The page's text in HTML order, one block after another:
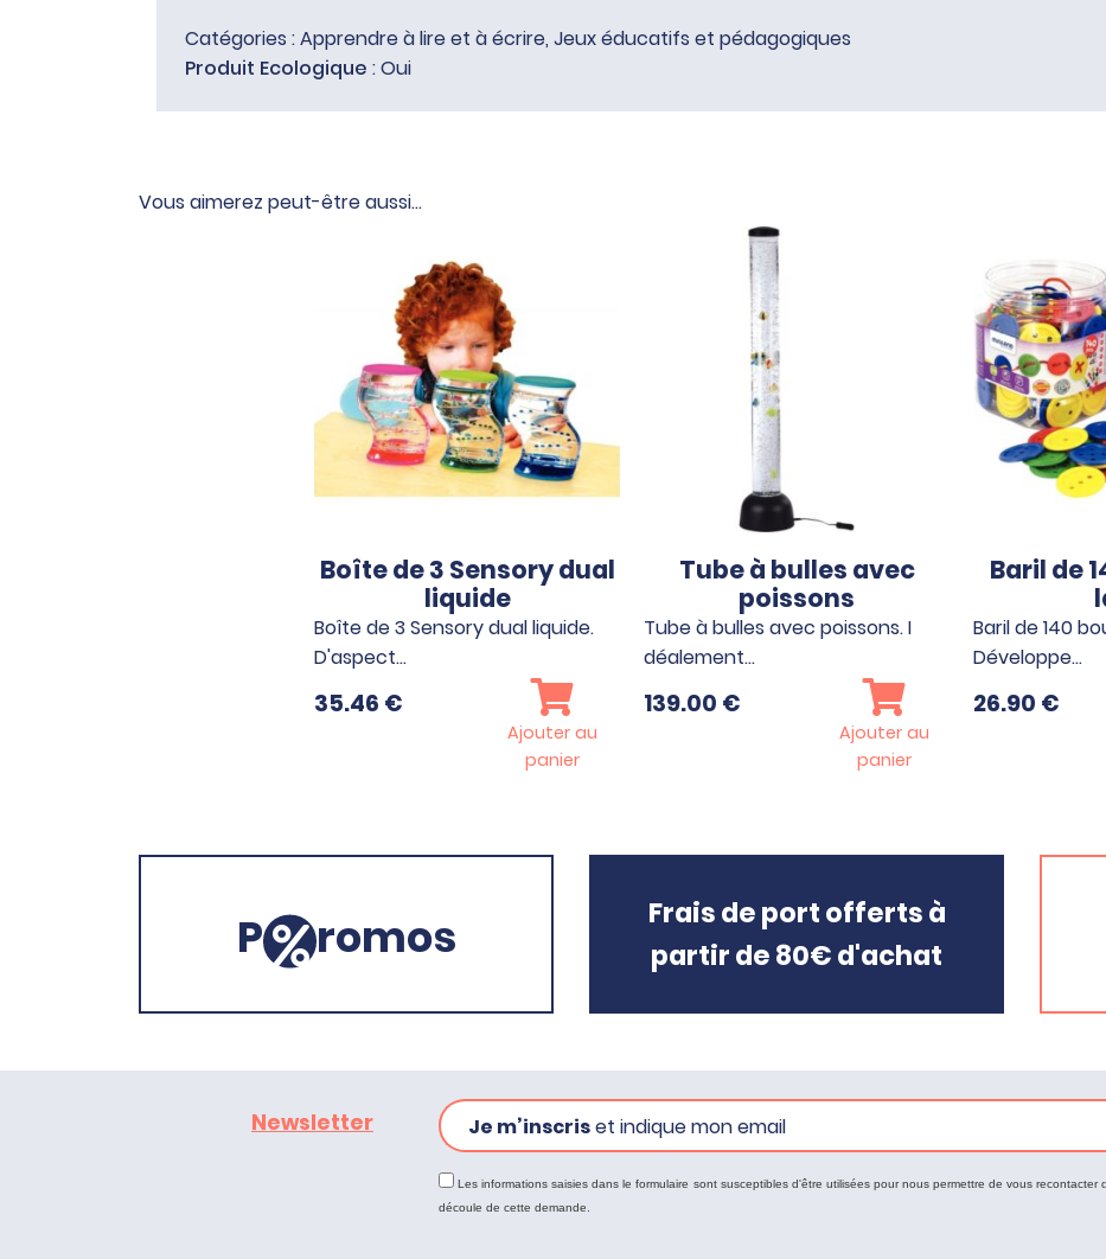
Catégories :Apprendre à lire et à écrire, Jeux éducatifs et pédagogiques
Produit Ecologique : Oui
Vous aimerez peut-être aussi…
Boîte de 3 Sensory dual
liquide
Boîte de 3 Sensory dual liquide.
D'aspect…
35.46 €
Ajouter au
panier
Tube à bulles avec
poissons
Tube à bulles avec poissons. I
déalement…
139.00 €
Ajouter au
panier
Baril de
Baril de 140
Développe…
26.90 €
P romos
Frais de port offerts à
partir de 80€ d'achat
Newsletter Je m’inscriset indique mon email
Les informations saisies dans le formulaire sont susceptibles d'être utilisées pour nous permettre de vous recontacter
découle de cette demande.